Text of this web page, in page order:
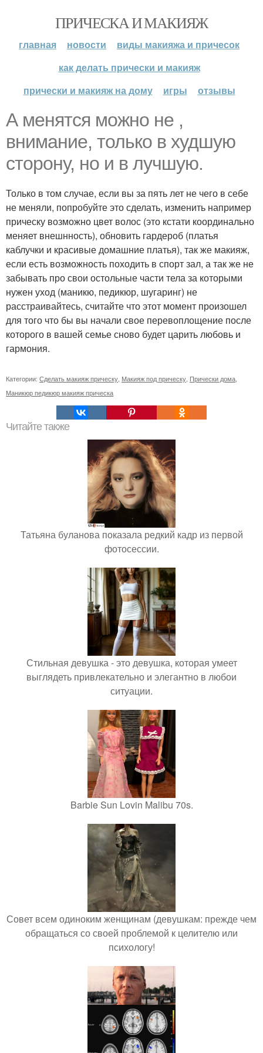
ПРИЧЕСКА И МАКИЯЖ
главная новости
виды макияжа и причесок
как делать прически и макияж
прически и макияж на дому
игры отзывы
А менятся можно не ,
внимание, только в худшую
сторону, но и в лучшую.
Только в том случае, если вы за пять лет не чего в себе
не меняли, попробуйте это сделать, изменить например
прическу возможно цвет волос (это кстати координально
меняет внешнность), обновить гардероб (платья
каблучки и красивые домашние платья), так же макияж,
если есть возможность походить в спорт зал, а так же не
забывать про свои остольные части тела за которыми
нужен уход (маникю, педикюр, шугаринг) не
расстраивайтесь, считайте что этот момент произошел
для того что бы вы начали свое перевоплощение после
которого в вашей семье сново будет царить любовь и
гармония.
Категории: Сделать макияж прическу Макияж под прическу Прически дома
Маникюр педикюр макияж прическа
Читайте также
Татьяна буланова показала редкий кадр из первой
фотосессии.
Стильная девушка - это девушка, которая умеет
выглядеть привлекательно и элегантно в любои
ситуации.
Barbie Sun Lovin Malibu 70s.
Совет всем одиноким женщинам (девушкам: прежде чем
обращаться со своей проблемой к целителю или
психологу!